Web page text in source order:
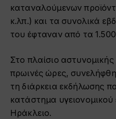
καταναλούμενων
κ.λπ.) και τα συνολικά
του έφταναν από τα
Στο πλαίσιο αστυνομικής
πρωινές ώρες,
τη διάρκεια εκδήλωσης
κατάστημα
Ηράκλειο.